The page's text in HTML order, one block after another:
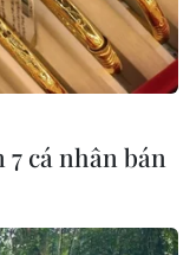
cá nhân bán